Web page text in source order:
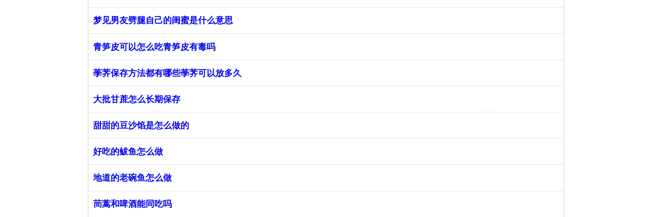
梦见男友劈腿自己的闺蜜是什么意思
青笋皮可以怎么吃青笋皮有毒吗
荸荠保存方法都有哪些荸荠可以放多久
大批甘蔗怎么长期保存
甜甜的豆沙馅是怎么做的
好吃的鲅鱼怎么做
地道的老碗鱼怎么做
茼蒿和啤酒能同吃吗